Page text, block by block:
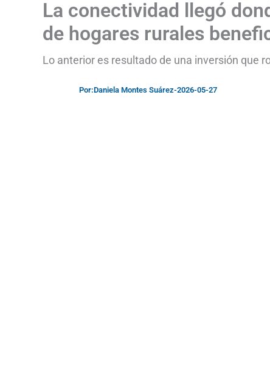
La conectividad llegó
de hogares rurales
Lo anterior es resultado de una inversión que
Por:Daniela Montes Suárez-2026-05-27